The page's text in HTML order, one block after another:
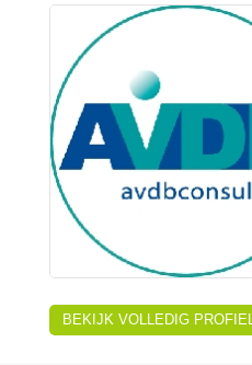
BEKIJK VOLLEDIG PROFIEL